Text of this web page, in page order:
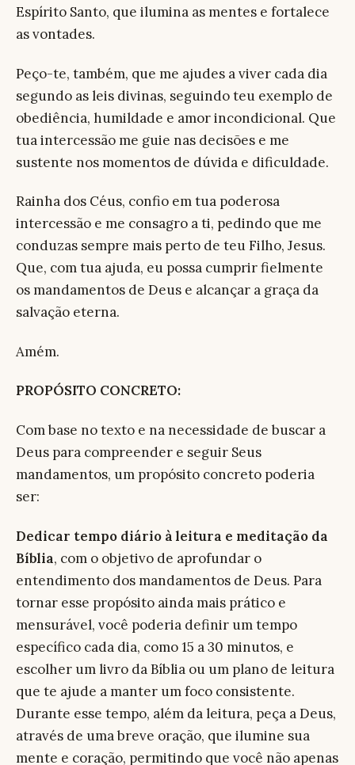
Espírito Santo, que ilumina as mentes e fortalece
as vontades.
Peço-te, também, que me ajudes a viver cada dia
segundo as leis divinas, seguindo teu exemplo de
obediência, humildade e amor incondicional. Que
tua intercessão me guie nas decisões e me
sustente nos momentos de dúvida e dificuldade.
Rainha dos Céus, confio em tua poderosa
intercessão e me consagro a ti, pedindo que me
conduzas sempre mais perto de teu Filho, Jesus.
Que, com tua ajuda, eu possa cumprir fielmente
os mandamentos de Deus e alcançar a graça da
salvação eterna.
Amém.
PROPÓSITO CONCRETO:
Com base no texto e na necessidade de buscar a
Deus para compreender e seguir Seus
mandamentos, um propósito concreto poderia
ser:
Dedicar tempo diário à leitura e meditação da
Bíblia, com o objetivo de aprofundar o
entendimento dos mandamentos de Deus. Para
tornar esse propósito ainda mais prático e
mensurável, você poderia definir um tempo
específico cada dia, como 15 a 30 minutos, e
escolher um livro da Bíblia ou um plano de leitura
que te ajude a manter um foco consistente.
Durante esse tempo, além da leitura, peça a Deus,
através de uma breve oração, que ilumine sua
mente e coração, permitindo que você não apenas